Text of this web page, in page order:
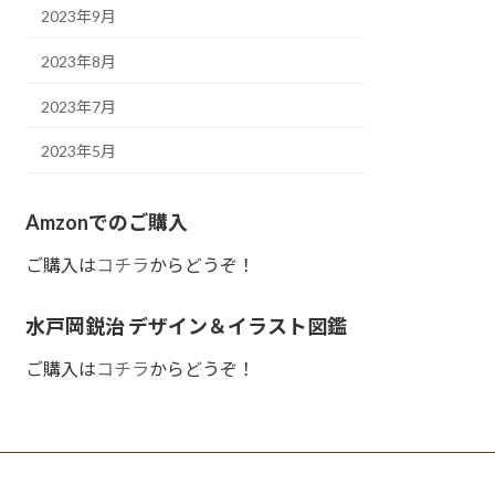
2023年9月
2023年8月
2023年7月
2023年5月
Amzonでのご購入
ご購入はコチラからどうぞ！
水戸岡鋭治 デザイン＆イラスト図鑑
ご購入はコチラからどうぞ！